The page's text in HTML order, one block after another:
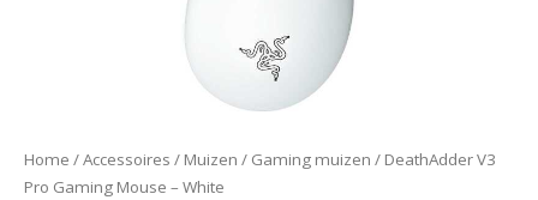
Home /Accessoires / Muizen / Gaming muizen / DeathAdder V3
Pro Gaming Mouse – White